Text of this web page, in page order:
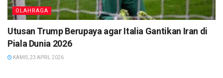
OLAHRAGA
Utusan Trump Berupaya agar Italia Gantikan Iran di
Piala Dunia 2026
KAMIS, 23 APRIL 2026